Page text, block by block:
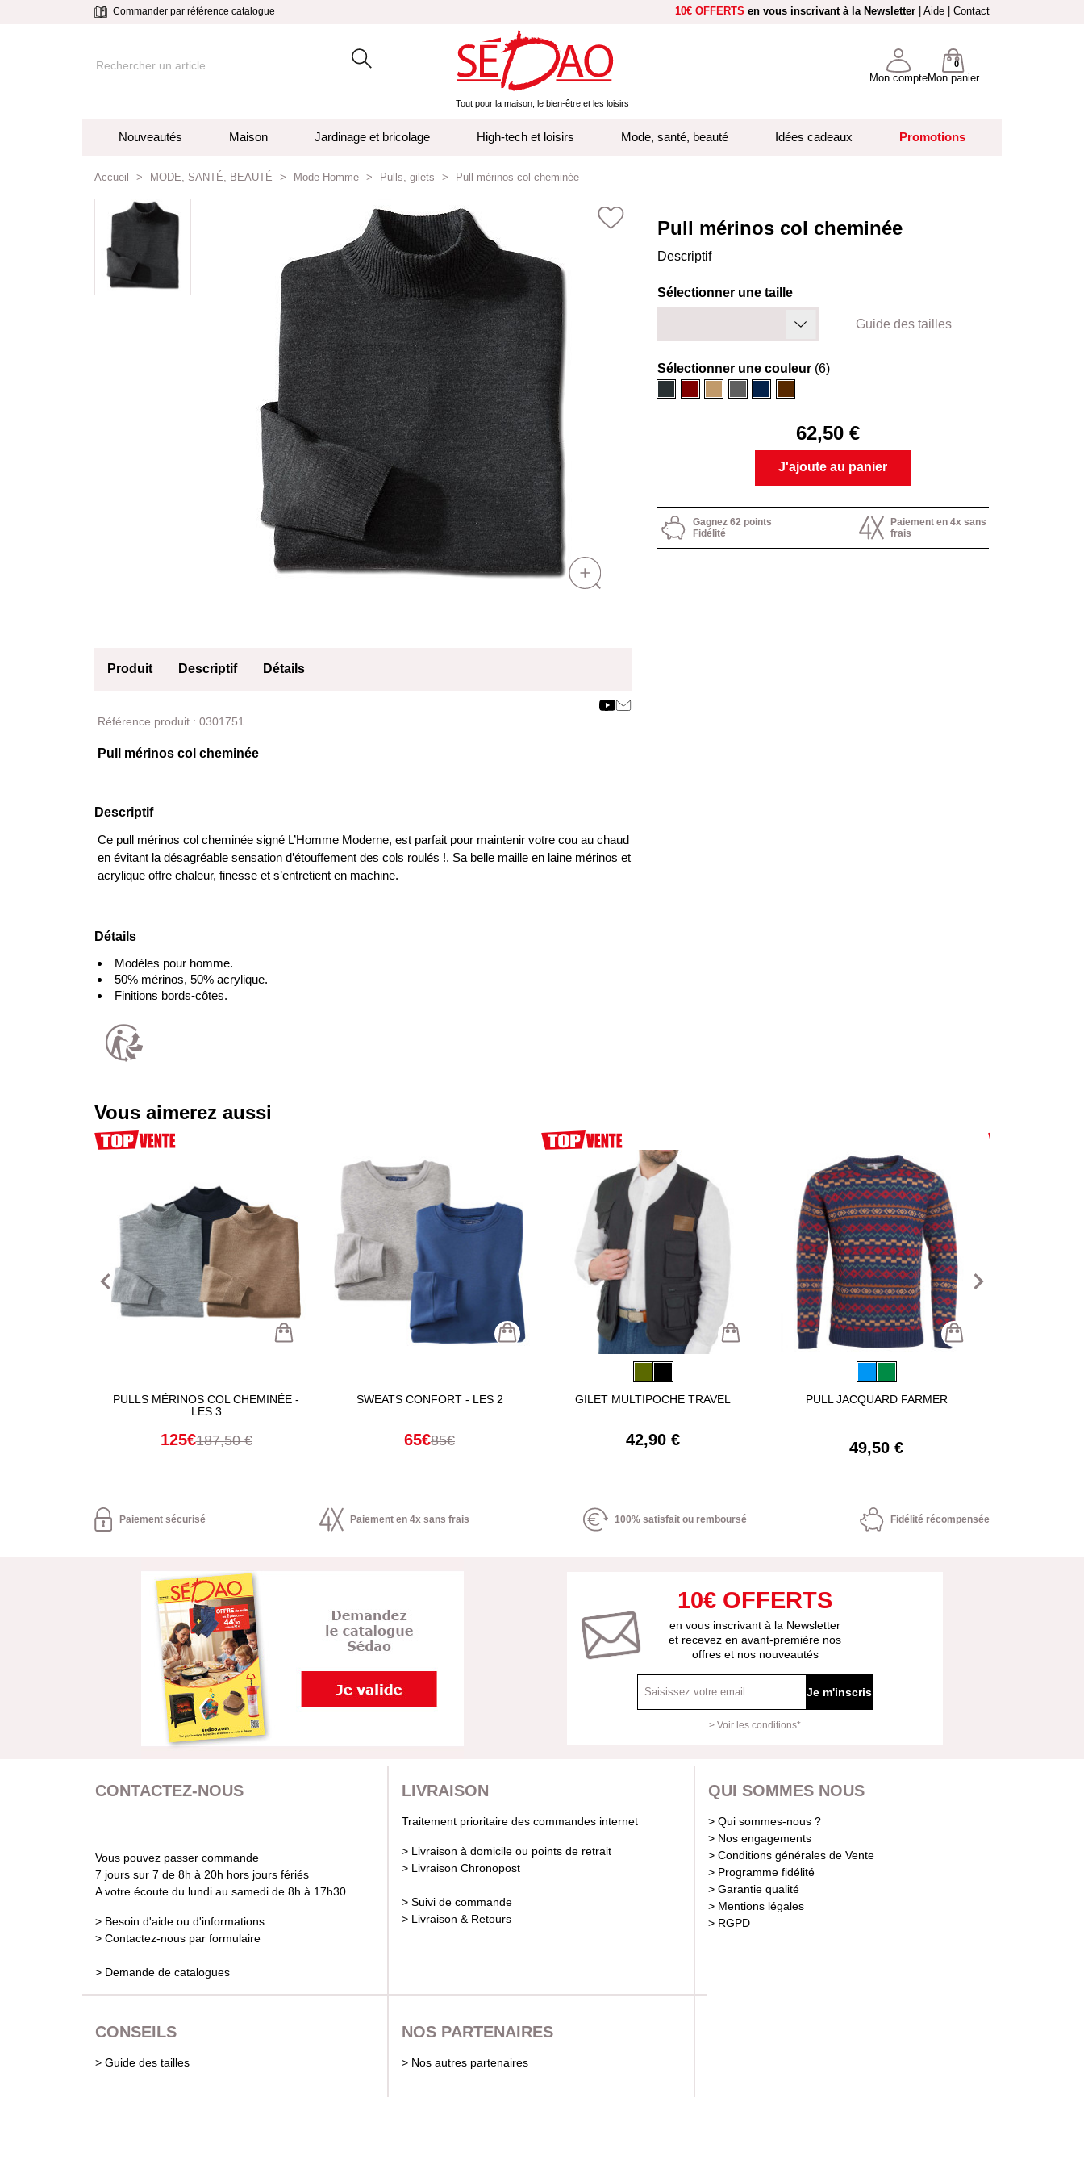
Commander par référence catalogue 10€ OFFERTS en vous inscrivant à la Newsletter Aide Contact
Tout pour la maison, le bien-être et les loisirs
Mon compteMon panier
0
Nouveautés Maison Jardinage et bricolage High-tech et loisirs Mode, santé, beauté Idées cadeaux Promotions
Accueil MODE, SANTÉ, BEAUTÉ Mode Homme Pulls, gilets Pull mérinos col cheminée
Pull mérinos col cheminée
Descriptif
Guide des tailles
Sélectionner une taille
Sélectionner une couleur (6)
62,50 €
J'ajoute au panier
Gagnez 62 points
Fidélité
Paiement en 4x sans
frais
Produit Descriptif
Détails
Référence produit : 0301751
Pull mérinos col cheminée
Descriptif
Ce pull mérinos col cheminée signé L’Homme Moderne, est parfait pour maintenir votre cou au chaud
en évitant la désagréable sensation d’étouffement des cols roulés !. Sa belle maille en laine mérinos et
acrylique offre chaleur, finesse et s’entretient en machine.
Détails
Modèles pour homme.
50% mérinos, 50% acrylique.
Finitions bords-côtes.
Vous aimerez aussi
PULLS MÉRINOS COL CHEMINÉE -
LES 3
125€187,50 €
SWEATS CONFORT - LES 2
65€85€
GILET MULTIPOCHE TRAVEL
42,90 €
PULL JACQUARD FARMER
49,50 €
navigate_before navigate_next
Paiement sécurisé Paiement en 4x sans frais 100% satisfait ou remboursé Fidélité récompensée
10€ OFFERTS
en vous inscrivant à la Newsletter
et recevez en avant-première nos
offres et nos nouveautés
Je m'inscris
> Voir les conditions*
CONTACTEZ-NOUS
Vous pouvez passer commande
7 jours sur 7 de 8h à 20h hors jours fériés
A votre écoute du lundi au samedi de 8h à 17h30
> Besoin d'aide ou d'informations
> Contactez-nous par formulaire
> Demande de catalogues
LIVRAISON
Traitement prioritaire des commandes internet
> Livraison à domicile ou points de retrait
> Livraison Chronopost
> Suivi de commande
> Livraison & Retours
QUI SOMMES NOUS
> Qui sommes-nous ?
> Nos engagements
> Conditions générales de Vente
> Programme fidélité
> Garantie qualité
> Mentions légales
> RGPD
CONSEILS
> Guide des tailles
NOS PARTENAIRES
> Nos autres partenaires